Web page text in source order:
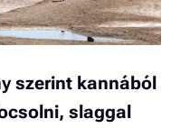
szerint kannából
slaggal